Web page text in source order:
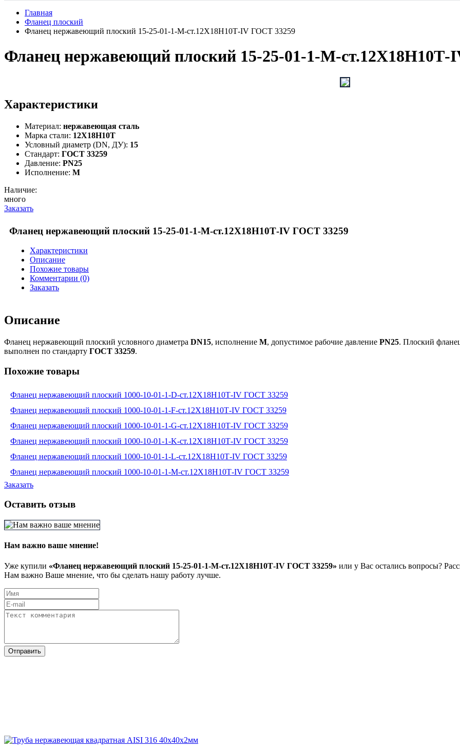
Главная
Фланец плоский
Фланец нержавеющий плоский 15-25-01-1-M-ст.12Х18Н10Т-IV ГОСТ 33259
Фланец нержавеющий плоский 15-25-01-1-M-
Характеристики
Материал: нержавеющая сталь
Марка стали: 12Х18Н10Т
Условный диаметр (DN, ДУ): 15
Стандарт: ГОСТ 33259
Давление: PN25
Исполнение: M
Наличие:
много
Заказать
Фланец нержавеющий плоский 15-25-01-1-M-ст.12Х18Н10Т-IV ГОСТ 33259
Характеристики
Описание
Похожие товары
Комментарии (0)
Заказать
Описание
Фланец нержавеющий плоский условного диаметра DN15, исполнение M, допустимое рабочие давление PN25. Плоский
выполнен по стандарту ГОСТ 33259.
Похожие товары
Фланец нержавеющий плоский 1000-10-01-1-D-ст.12Х18Н10Т-IV ГОСТ 33259
Фланец нержавеющий плоский 1000-10-01-1-F-ст.12Х18Н10Т-IV ГОСТ 33259
Фланец нержавеющий плоский 1000-10-01-1-G-ст.12Х18Н10Т-IV ГОСТ 33259
Фланец нержавеющий плоский 1000-10-01-1-K-ст.12Х18Н10Т-IV ГОСТ 33259
Фланец нержавеющий плоский 1000-10-01-1-L-ст.12Х18Н10Т-IV ГОСТ 33259
Фланец нержавеющий плоский 1000-10-01-1-M-ст.12Х18Н10Т-IV ГОСТ 33259
Заказать
Оставить отзыв
Нам важно ваше мнение!
Уже купили «Фланец нержавеющий плоский 15-25-01-1-M-ст.12Х18Н10Т-IV ГОСТ 33259» или у Вас остались вопросы?
Нам важно Ваше мнение, что бы сделать нашу работу лучше.